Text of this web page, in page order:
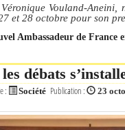
Vouland-
et 28 octobre pour son
Ambassadeur de France
débats
: Société Publication : 23